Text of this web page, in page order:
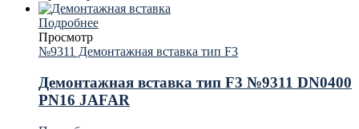
Подробнее
Просмотр
№9311 Демонтажная вставка тип F3
Демонтажная вставка тип F3 №9311 DN0400
PN16 JAFAR